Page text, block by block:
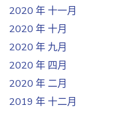
2020 年 十一月
2020 年 十月
2020 年 九月
2020 年 四月
2020 年 二月
2019 年 十二月